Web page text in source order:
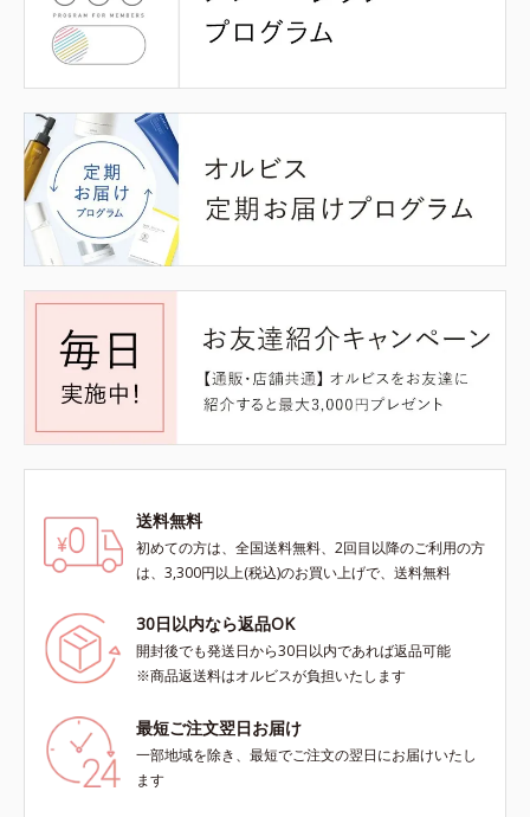
送料無料
初めての方は、全国送料無料、2回目以降のご利用の方
は、3,300円以上(税込)のお買い上げで、送料無料
30日以内なら返品OK
開封後でも発送日から30日以内であれば返品可能
※商品返送料はオルビスが負担いたします
最短ご注文翌日お届け
一部地域を除き、最短でご注文の翌日にお届けいたし
ます